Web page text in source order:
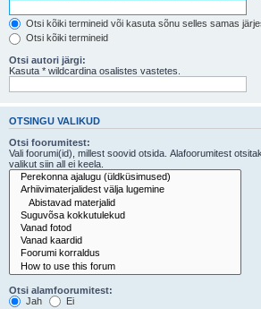
Otsi kõiki termineid või kasuta sõnu selles samas
Otsi kõiki termineid
Otsi autori järgi:
Kasuta * wildcardina osalistes vastetes.
OTSINGU VALIKUD
Otsi foorumitest:
Vali foorumi(id), millest soovid otsida. Alafoorumitest
valikut siin all ei keela.
Otsi alamfoorumitest:
Jah
Ei